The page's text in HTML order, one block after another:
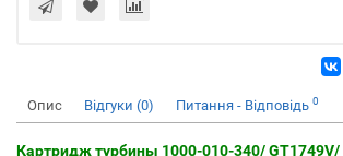
Опис Відгуки (0) Питання - Відповідь 0
Картридж турбины 1000-010-340/ GT1749V/